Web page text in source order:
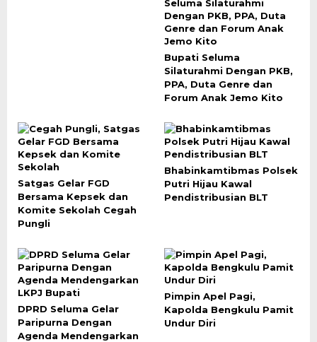
Bupati Seluma
Silaturahmi Dengan PKB,
PPA, Duta Genre dan
Forum Anak Jemo Kito
Satgas Gelar FGD
Bersama Kepsek dan
Komite Sekolah Cegah
Pungli
Bhabinkamtibmas Polsek
Putri Hijau Kawal
Pendistribusian BLT
DPRD Seluma Gelar
Paripurna Dengan
Agenda Mendengarkan
Pimpin Apel Pagi,
Kapolda Bengkulu Pamit
Undur Diri